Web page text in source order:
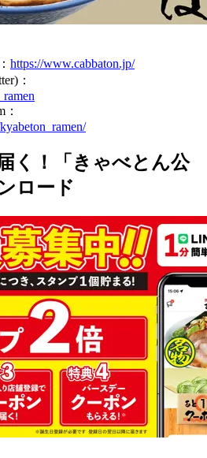
https://www.cabbaton.jp/
：
く！「きゃべとん公
ロード